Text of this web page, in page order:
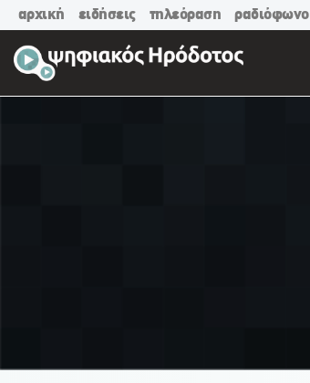
αρχική ειδήσεις τηλεόραση ραδιόφωνο